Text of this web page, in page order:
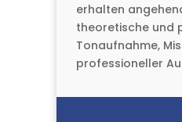
erhalten
theoretische und
Tonaufnahme,
professioneller